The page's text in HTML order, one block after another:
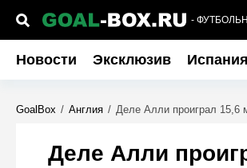
-
Новости Эксклюзив Испания
GoalBox / Англия / Деле Алли проиграл 15,6
Деле Алли